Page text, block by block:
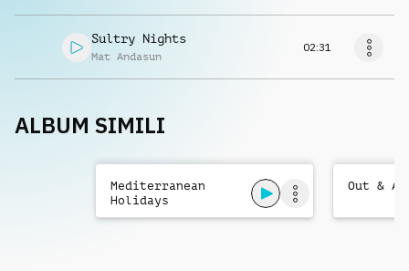
Sultry Nights
Mat Andasun
02:31
ALBUM SIMILI
Mediterranean
Holidays
Out &